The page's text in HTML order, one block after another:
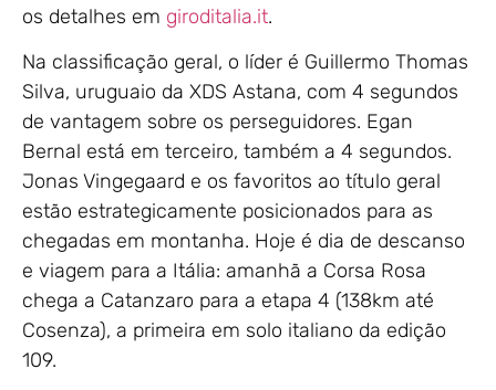
os detalhes em giroditalia.it.
Na classificação geral, o líder é Guillermo Thomas
Silva, uruguaio da XDS Astana, com 4 segundos
de vantagem sobre os perseguidores. Egan
Bernal está em terceiro, também a 4 segundos.
Jonas Vingegaard e os favoritos ao título geral
estão estrategicamente posicionados para as
chegadas em montanha. Hoje é dia de descanso
e viagem para a Itália: amanhã a Corsa Rosa
chega a Catanzaro para a etapa 4 (138km até
Cosenza), a primeira em solo italiano da edição
109.